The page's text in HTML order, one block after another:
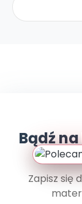
Bądź
Zapisz się